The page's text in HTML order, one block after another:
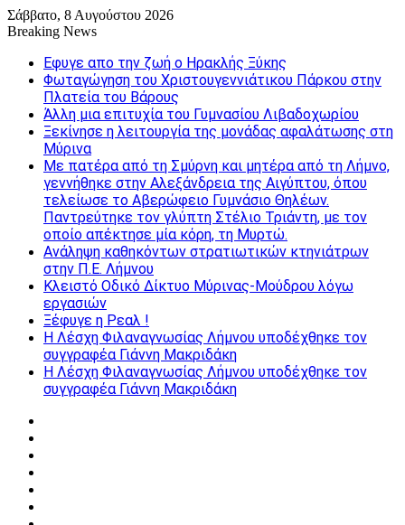
Σάββατο, 8 Αυγούστου 2026
Breaking News
Εφυγε απο την ζωή o Ηρακλής Ξύκης
Φωταγώγηση του Χριστουγεννιάτικου Πάρκου στην
Πλατεία του Βάρους
Άλλη μια επιτυχία του Γυμνασίου Λιβαδοχωρίου
Ξεκίνησε η λειτουργία της μονάδας αφαλάτωσης στη
Μύρινα
Με πατέρα από τη Σμύρνη και μητέρα από τη Λήμνο,
γεννήθηκε στην Αλεξάνδρεια της Αιγύπτου, όπου
τελείωσε το Αβερώφειο Γυμνάσιο Θηλέων.
Παντρεύτηκε τον γλύπτη Στέλιο Τριάντη, με τον
οποίο απέκτησε μία κόρη, τη Μυρτώ.
Ανάληψη καθηκόντων στρατιωτικών κτηνιάτρων
στην Π.Ε. Λήμνου
Κλειστό Οδικό Δίκτυο Μύρινας-Μούδρου λόγω
εργασιών
Ξέφυγε η Ρεαλ !
Η Λέσχη Φιλαναγνωσίας Λήμνου υποδέχθηκε τον
συγγραφέα Γιάννη Μακριδάκη
Η Λέσχη Φιλαναγνωσίας Λήμνου υποδέχθηκε τον
συγγραφέα Γιάννη Μακριδάκη